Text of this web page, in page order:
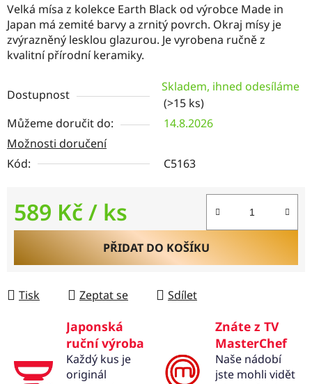
Velká mísa z kolekce Earth Black od výrobce Made in
Japan má zemité barvy a zrnitý povrch. Okraj mísy je
zvýrazněný lesklou glazurou. Je vyrobena ručně z
kvalitní přírodní keramiky.
Dostupnost
Skladem, ihned odesíláme
(>15 ks)
Můžeme doručit do:
14.8.2026
Možnosti doručení
Kód:
C5163
589 Kč/ ks
Měrná cena:
PŘIDAT DO KOŠÍKU
Tisk Zeptat se Sdílet
Japonská
ruční výroba
Každý kus je
originál
Znáte z TV
MasterChef
Naše nádobí
jste mohli vidět